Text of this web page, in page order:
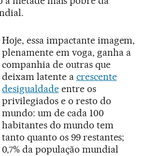
Hoje, essa impactante imagem,
plenamente em voga, ganha a
companhia de outras que
deixam latente a crescente
desigualdadeentre os
privilegiados e o resto do
mundo: um de cada 100
habitantes do mundo tem
tanto quanto os 99 restantes;
0,7% da população mundial